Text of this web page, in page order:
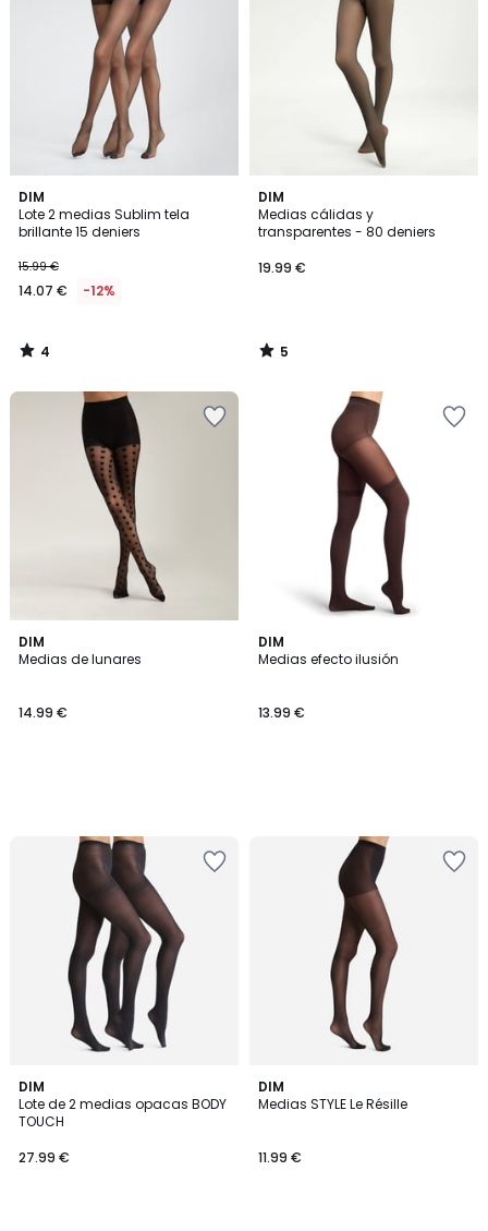
DIM
Lote 2 medias Sublim tela
brillante 15 deniers
15.99 €
14.07 € -12%
4
/
5
4
/
DIM
Medias cálidas y
transparentes - 80 deniers
19.99 €
5
/
5
5
/
DIM
Medias de lunares
14.99 €
DIM
Medias efecto ilusión
13.99 €
DIM
Lote de 2 medias opacas BODY
TOUCH
27.99 €
5
/
5
DIM
Medias STYLE Le Résille
11.99 €